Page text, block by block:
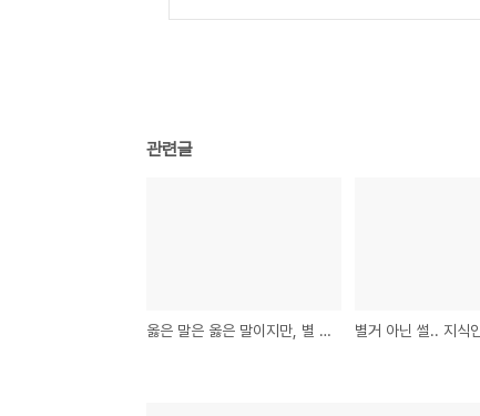
관련글
옳은 말은 옳은 말이지만, 별 의미가 없을 때도 있다.